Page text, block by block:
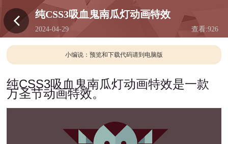
纯CSS3吸血鬼南瓜灯动画特效
2024-04-29
13:42
查看:926
小编说：预览和下载代码请到电脑版
纯CSS3吸血鬼南瓜灯动画特效是一款
万圣节动画特效。